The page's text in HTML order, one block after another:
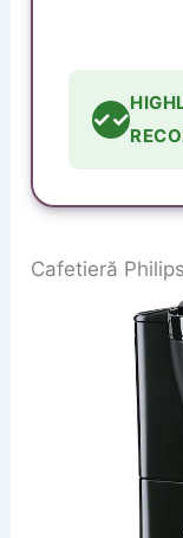
✓✓
Cafetieră